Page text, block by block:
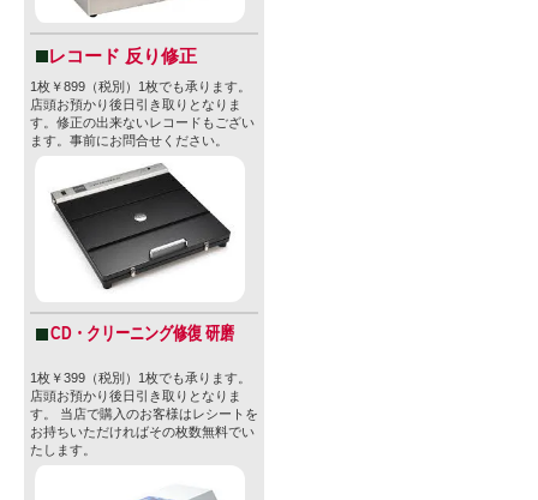
レコード 反り修正
1枚￥899（税別）1枚でも承ります。
店頭お預かり後日引き取りとなりま
す。修正の出来ないレコードもござい
ます。事前にお問合せください。
CD・クリーニング修復 研磨
1枚￥399（税別）1枚でも承ります。
店頭お預かり後日引き取りとなりま
す。 当店で購入のお客様はレシートを
お持ちいただければその枚数無料でい
たします。